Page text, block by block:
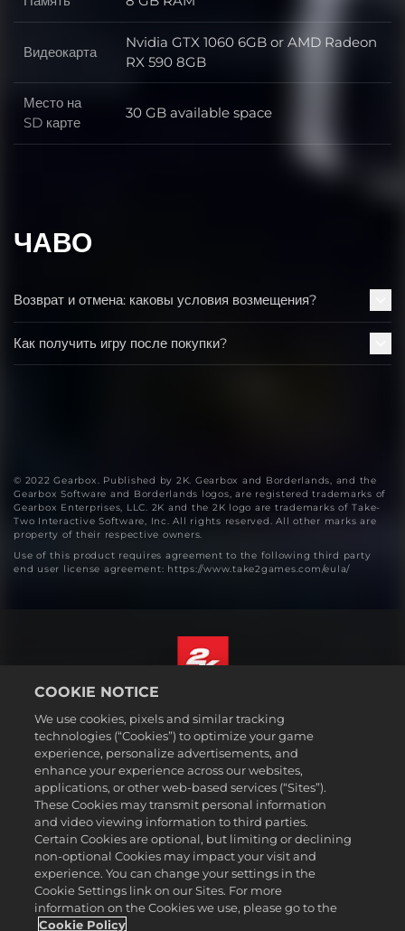
Память
Видеокарта Видеокарта
Nvidia GTX 1060 6GB or AMD Radeon
RX 590 8GB
Место на
SD карте
Место на SD карте
30 GB available space
ЧАВО
Возврат и отмена: каковы условия возмещения?
Как получить игру после покупки?
© 2022 Gearbox. Published by 2K. Gearbox and Borderlands, and the
Gearbox Software and Borderlands logos, are registered trademarks of
Gearbox Enterprises, LLC. 2K and the 2K logo are trademarks of Take-
Two Interactive Software, Inc. All rights reserved. All other marks are
property of their respective owners.
Use of this product requires agreement to the following third party
end user license agreement: https://www.take2games.com/eula/
Юридическая информация
Политика конфиденциальности
Политика файлов cookie
Поддержка
Не продавайте и не распространяйте мои персональные данные
Статус заказа и возвраты
Рекламные партнеры 2K
©2016-2026 Take-Two Interactive Software Inc. 2K, Firaxis Games,
Civilization, and their respective logos are trademarks of Take-Two
Русский
COOKIE NOTICE
We use cookies, pixels and similar tracking
technologies (“Cookies”) to optimize your game
experience, personalize advertisements, and
enhance your experience across our websites,
applications, or other web-based services (“Sites”).
These Cookies may transmit personal information
and video viewing information to third parties.
Certain Cookies are optional, but limiting or declining
non-optional Cookies may impact your visit and
experience. You can change your settings in the
Cookie Settings link on our Sites. For more
information on the Cookies we use, please go to the
Cookie Policy